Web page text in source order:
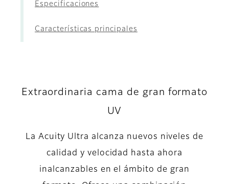
Especificaciones
Características principales
Extraordinaria cama de gran formato
UV
La Acuity Ultra alcanza nuevos niveles de
calidad y velocidad hasta ahora
inalcanzables en el ámbito de gran